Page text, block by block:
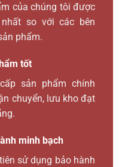
của chúng tôi được
so với các bên
phẩm.
tốt
sản phẩm chính
chuyển, lưu kho đạt
minh bạch
sử dụng bảo hành